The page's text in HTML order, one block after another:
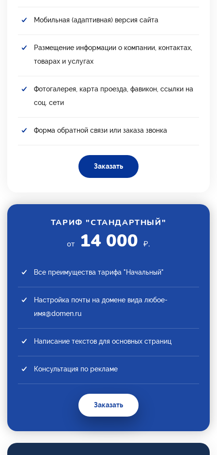
Мобильная (адаптивная) версия сайта
Размещение информации о компании, контактах,
товарах и услугах
Фотогалерея, карта проезда, фавикон, ссылки на
соц. сети
Форма обратной связи или заказа звонка
Заказать
ТАРИФ "СТАНДАРТНЫЙ"
от 14 000 ₽.
Все преимущества тарифа "Начальный"
Настройка почты на домене вида любое-
имя@domen.ru
Написание текстов для основных страниц
Консультация по рекламе
Заказать